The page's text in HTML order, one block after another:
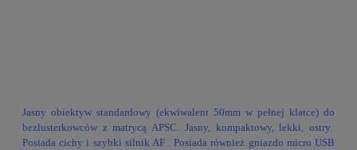
Jasny obiektyw standardowy (ekwiwalent 50mm w pełnej klatce) do
bezlusterkowców z matrycą APSC. Jasny, kompaktowy, lekki, ostry.
Posiada cichy i szybki silnik AF . Posiada również gniazdo micro USB